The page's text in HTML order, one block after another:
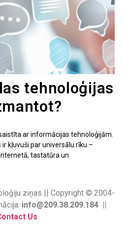
tehnoloģijas
ar informācijas tehnoloģijām.
kļuvuši par universālu rīku –
tastatūra un
ziņas || Copyright © 2004-
info@209.38.209.184 ||
Us